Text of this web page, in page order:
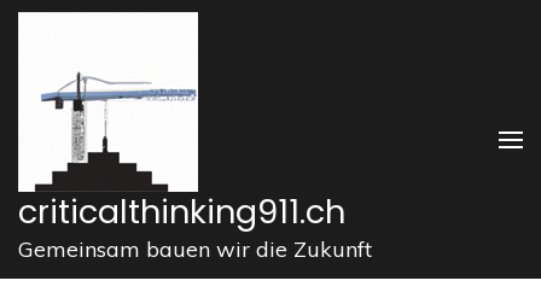
Zum
springen
drücken)
criticalthinking911.ch
Gemeinsam bauen wir die Zukunft